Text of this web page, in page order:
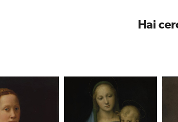
Hai